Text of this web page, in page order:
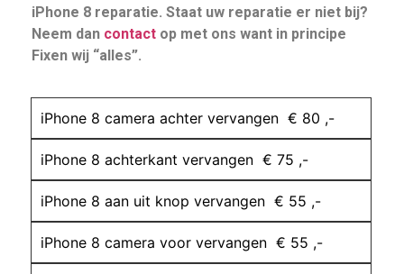
iPhone 8 reparatie. Staat uw reparatie er niet bij?
Neem dan contact op met ons want in principe
Fixen wij “alles”.
iPhone 8 camera achter vervangen € 80 ,-
iPhone 8 achterkant vervangen € 75 ,-
iPhone 8 aan uit knop vervangen € 55 ,-
iPhone 8 camera voor vervangen € 55 ,-